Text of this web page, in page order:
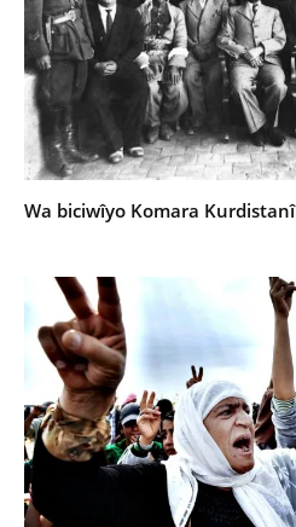
Wa biciwîyo Komara Kurdistanî